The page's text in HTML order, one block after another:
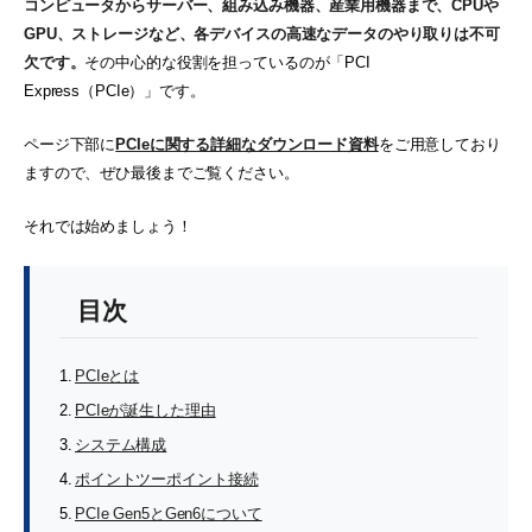
コンピュータからサーバー、組み込み機器、産業用機器まで、CPUや
GPU、ストレージなど、各デバイスの高速なデータのやり取りは不可
欠です。 その中心的な役割を担っているのが「PCI
Express（PCIe）」です。
ページ下部に PCIeに関する詳細なダウンロード資料をご用意しており
ますので、ぜひ最後までご覧ください。
それでは始めましょう！
目次
PCIeとは
PCIeが誕生した理由
システム構成
ポイントツーポイント接続
PCIe Gen5とGen6について